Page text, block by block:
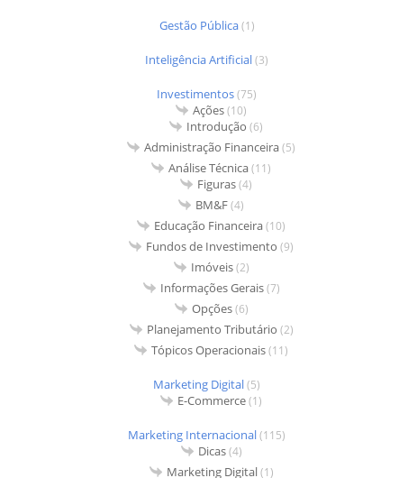
Gestão Pública(1)
Inteligência Artificial(3)
Investimentos(75)
Ações(10)
Introdução (6)
Administração Financeira(5)
Análise Técnica(11)
Figuras(4)
BM&F(4)
Educação Financeira(10)
Fundos de Investimento (9)
Imóveis(2)
Informações Gerais(7)
Opções(6)
Planejamento Tributário (2)
Tópicos Operacionais(11)
Marketing Digital(5)
E-Commerce(1)
Marketing Internacional(115)
Dicas(4)
Marketing Digital(1)